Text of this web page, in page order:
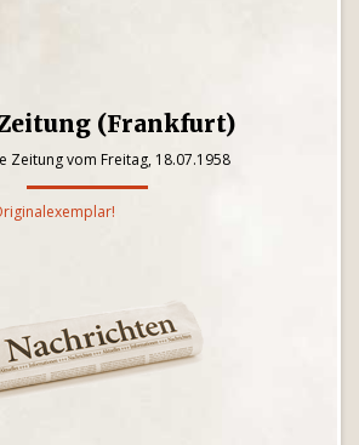
(Frankfurt)
Zeitung vom Freitag, 18.07.1958